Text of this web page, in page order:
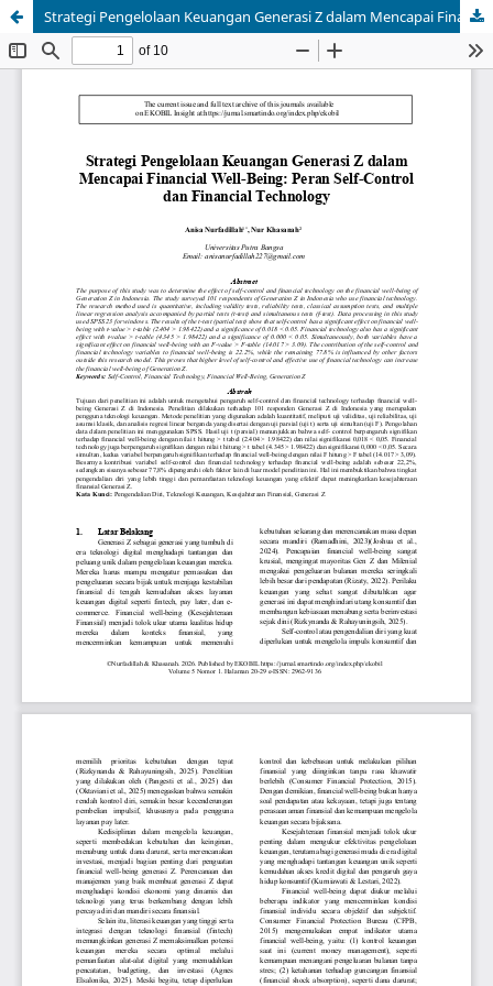
Strategi Pengelolaan Keuangan Generasi Z dalam Mencapai Financial Well-Being: Peran Self-Control dan Financial Technology